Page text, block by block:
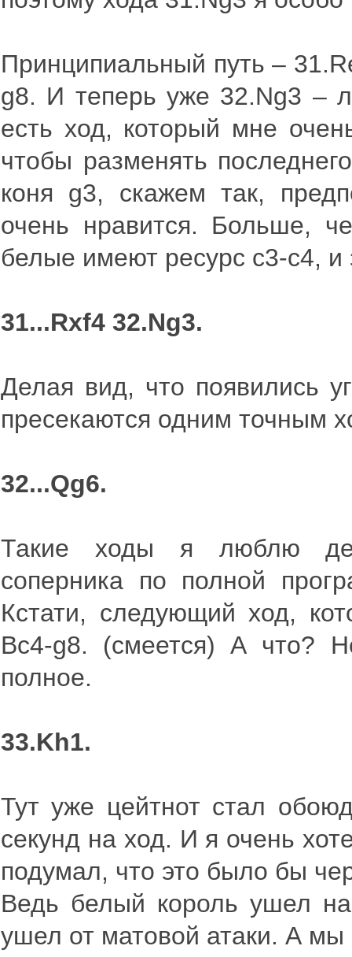
Принципиальный путь –
g8. И теперь уже 32.Ng3 –
есть ход, который мне
чтобы разменять
коня g3, скажем так,
очень нравится. Больше,
белые имеют ресурс с3-c4,
31...Rxf4 32.Ng3.
Делая вид, что появились
пресекаются одним точным
32...Qg6.
Такие ходы я люблю
соперника по полной
Кстати, следующий ход,
Bc4-g8. (смеется) А что?
полное.
33.Kh1.
Тут уже цейтнот стал
секунд на ход. И я очень
подумал, что это было бы
Ведь белый король ушел
ушел от матовой атаки. А